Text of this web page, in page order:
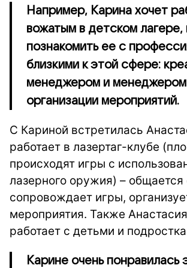
Например, Карина хочет
вожатым в детском
познакомить ее с
близкими к этой сфере:
менеджером и
организации мероприятий.
С Кариной встретилась
работает в лазертаг-клубе
происходят игры с
лазерного оружия) – общается
сопровождает игры,
мероприятия. Также
работает с детьми и
Карине очень понравилась